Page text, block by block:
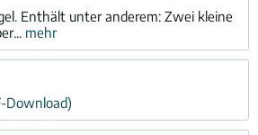
Enthält unter anderem: Zwei kleine
mehr
Download)